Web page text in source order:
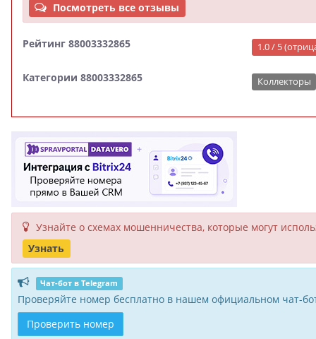
Посмотреть все отзывы
Рейтинг 88003332865 1.0 / 5
Категории 88003332865 Коллекторы
Узнайте о схемах мошенни­чества, кото­рые могут
Узнать
Чат-бот в Telegram
Проверяйте номер бесплатно в нашем официальном чат-
Проверить номер